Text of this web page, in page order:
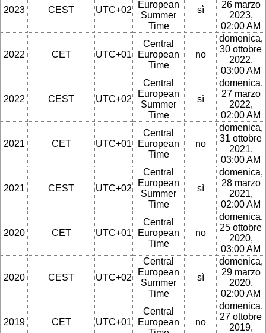
2023 CEST UTC+02
European
Summer
Time
sì
26 marzo
2023,
02:00 AM
2022 CET UTC+01
Central
European
Time
no
domenica,
30 ottobre
2022,
03:00 AM
2022 CEST UTC+02
Central
European
Summer
Time
sì
domenica,
27 marzo
2022,
02:00 AM
2021 CET UTC+01
Central
European
Time
no
domenica,
31 ottobre
2021,
03:00 AM
2021 CEST UTC+02
Central
European
Summer
Time
sì
domenica,
28 marzo
2021,
02:00 AM
2020 CET UTC+01
Central
European
Time
no
domenica,
25 ottobre
2020,
03:00 AM
2020 CEST UTC+02
Central
European
Summer
Time
sì
domenica,
29 marzo
2020,
02:00 AM
2019 CET UTC+01
Central
European
no
domenica,
27 ottobre
2019,